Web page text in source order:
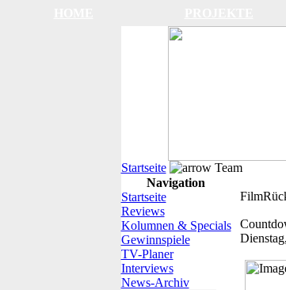
Startseite
Team
Navigation
Startseite
Reviews
Kolumnen & Specials
Gewinnspiele
TV-Planer
Interviews
News-Archiv